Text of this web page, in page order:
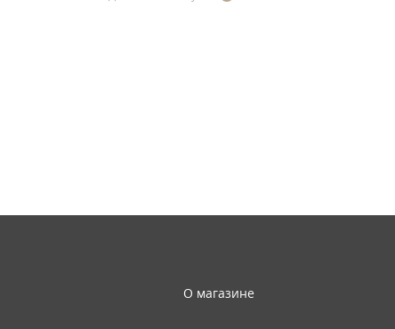
О магазине